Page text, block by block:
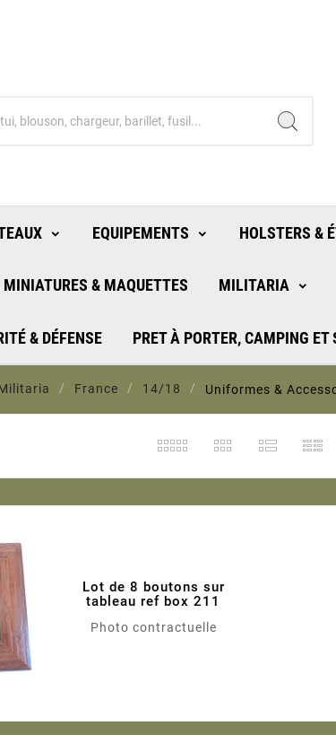
EQUIPEMENTS HOLSTERS &
& MAQUETTES MILITARIA
& DÉFENSE PRET À PORTER, CAMPING
Militaria France 14/18 Uniformes &
Lot de 8 boutons sur
tableau ref box 211
Photo contractuelle